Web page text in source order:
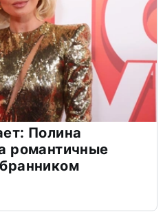
Полина
романтичные